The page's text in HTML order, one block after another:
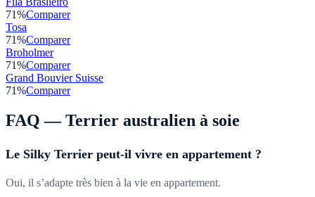
71%Comparer
Tosa
71%Comparer
Broholmer
71%Comparer
Grand Bouvier Suisse
71%Comparer
FAQ —Terrier australien à soie
Le Silky Terrier peut-il vivre en appartement ?
Oui, il s’adapte très bien à la vie en appartement.